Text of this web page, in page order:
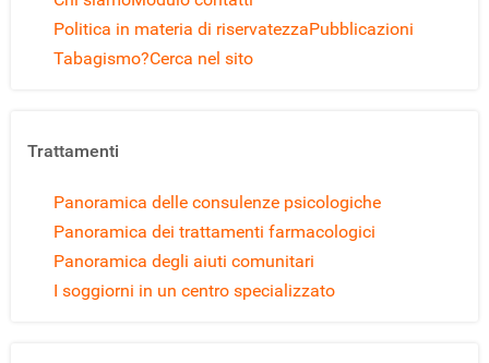
Politica in materia di riservatezzaPubblicazioni
Tabagismo?Cerca nel sito
Trattamenti
Panoramica delle consulenze psicologiche
Panoramica dei trattamenti farmacologici
Panoramica degli aiuti comunitari
I soggiorni in un centro specializzato